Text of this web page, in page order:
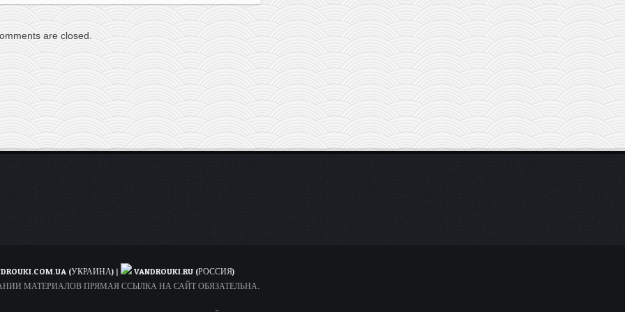
are closed.
(УКРАИНА) |
VANDROUKI.RU (РОССИЯ)
МАТЕРИАЛОВ ПРЯМАЯ ССЫЛКА НА САЙТ ОБЯЗАТЕЛЬНА.